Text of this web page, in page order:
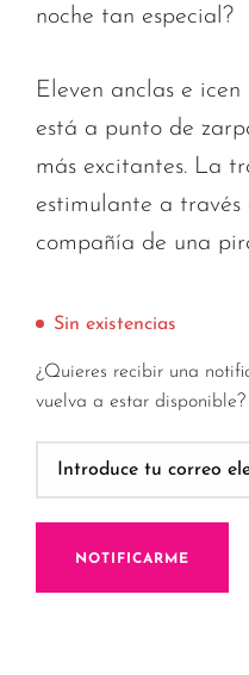
noche tan especial?
Eleven anclas e
está a punto de
más excitantes. La
estimulante a través
compañía de una
Sin existencias
¿Quieres recibir una
vuelva a estar disponible?
NOTIFICARME